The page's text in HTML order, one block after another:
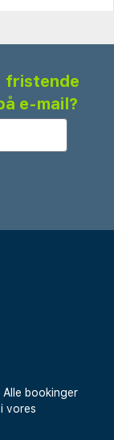
fristende
e-mail?
Alle bookinger
vores